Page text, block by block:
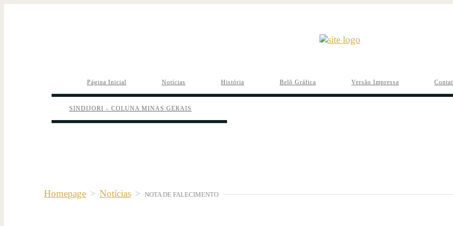
Página Inicial Notícias História Belô Gráfica Versão Impressa
SINDIJORI – COLUNA MINAS GERAIS
Homepage > Notícias > NOTA DE FALECIMENTO